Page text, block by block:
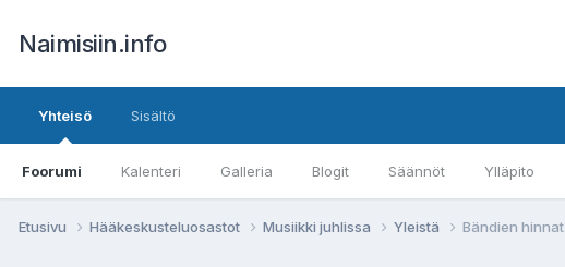
Naimisiin.info
Yhteisö
Foorumi Kalenteri Galleria Blogit Säännöt Ylläpito
Sisältö
Etusivu Hääkeskusteluosastot Musiikki juhlissa Yleistä Bändien hinnat